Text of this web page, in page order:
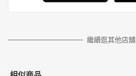
繼續逛其他店舖